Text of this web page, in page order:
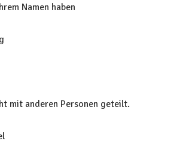
Namen haben
mit anderen Personen geteilt.